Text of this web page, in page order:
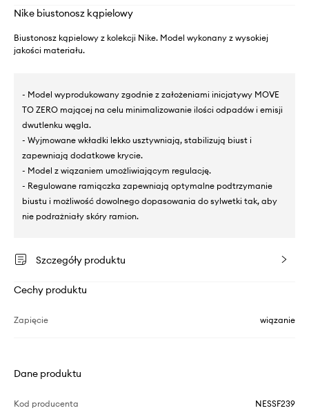
Nike biustonosz kąpielowy
Biustonosz kąpielowy z kolekcji Nike. Model wykonany z wysokiej
jakości materiału.
- Model wyprodukowany zgodnie z założeniami inicjatywy MOVE
TO ZERO mającej na celu minimalizowanie ilości odpadów i emisji
dwutlenku węgla.
- Wyjmowane wkładki lekko usztywniają, stabilizują biust i
zapewniają dodatkowe krycie.
- Model z wiązaniem umożliwiającym regulację.
- Regulowane ramiączka zapewniają optymalne podtrzymanie
biustu i możliwość dowolnego dopasowania do sylwetki tak, aby
nie podrażniały skóry ramion.
Szczegóły produktu
Cechy produktu
Zapięcie wiązanie
Dane produktu
Kod producenta NESSF239